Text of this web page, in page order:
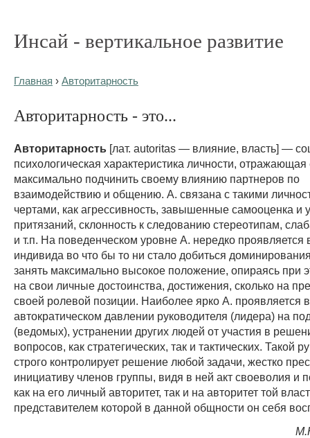
Инсай - вертикальное развитие
Главная › Авторитарность
Авторитарность - это...
Авторитарность [лат. autoritas — влияние, власть] —
психологическая характеристика личности,
максимально подчинить своему влиянию партнеров по
взаимодействию и общению. А. связана с такими
чертами, как агрессивность, завышенные самооценка и
притязаний, склонность к следованию стереотипам,
и т.п. На поведенческом уровне А. нередко проявляется
индивида во что бы то ни стало добиться
занять максимально высокое положение, опираясь при
на свои личные достоинства, достижения, сколько на
своей ролевой позиции. Наиболее ярко А. проявляется в
автократическом давлении руководителя (лидера) на
(ведомых), устранении других людей от участия в
вопросов, как стратегических, так и тактических. Такой
строго контролирует решение любой задачи, жестко
инициативу членов группы, видя в ней акт своеволия и
как на его личный авторитет, так и на авторитет той
представителем которой в данной общности он себя